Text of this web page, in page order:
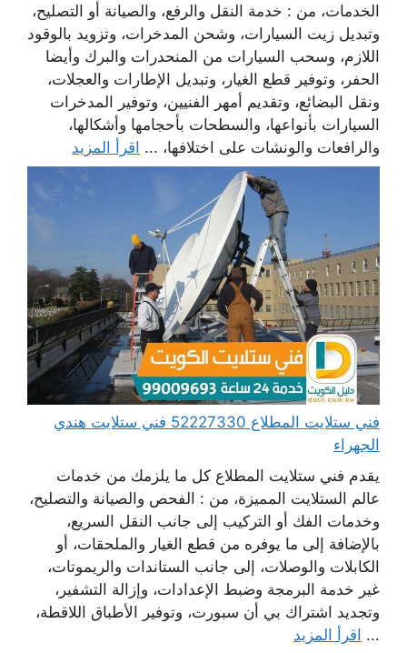
الخدمات، من : خدمة النقل والرفع، والصيانة أو التصليح،
وتبديل زيت السيارات، وشحن المدخرات، وتزويد بالوقود
اللازم، وسحب السيارات من المنحدرات والبرك وأيضا
الحفر، وتوفير قطع الغيار، وتبديل الإطارات والعجلات،
ونقل البضائع، وتقديم أمهر الفنيين، وتوفير المدخرات
السيارات بأنواعها، والسطحات بأحجامها وأشكالها،
والرافعات والونشات على اختلافها، ... اقرأ المزيد
فني ستلايت المطلاع 52227330 فني ستلايت هندي
الجهراء
يقدم فني ستلايت المطلاع كل ما يلزمك من خدمات
عالم الستلايت المميزة، من : الفحص والصيانة والتصليح،
وخدمات الفك أو التركيب إلى جانب النقل السريع،
بالإضافة إلى ما يوفره من قطع الغيار والملحقات، أو
الكابلات والوصلات، إلى جانب الستاندات والريموتات،
غير خدمة البرمجة وضبط الإعدادات، وإزالة التشفير،
وتجديد اشتراك بي أن سبورت، وتوفير الأطباق اللاقطة،
... اقرأ المزيد